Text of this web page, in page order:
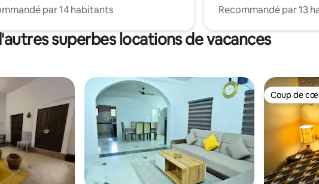
par 14 habitants
Recommandé par 13
superbes locations de vacances
Coup de
Coup de